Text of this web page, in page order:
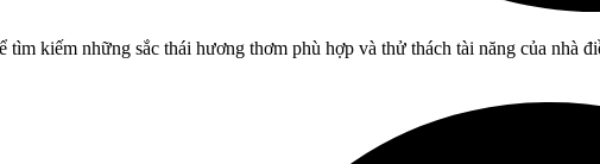
kiếm những sắc thái hương thơm phù hợp và thử thách tài năng của nhà